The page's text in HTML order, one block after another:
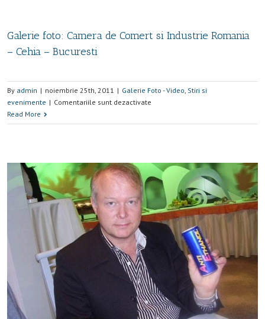
Galerie foto: Camera de Comert si Industrie Romania
– Cehia – Bucuresti
By admin | noiembrie 25th, 2011 | Galerie Foto - Video Stiri si
evenimente | Comentariile sunt dezactivate
Read More